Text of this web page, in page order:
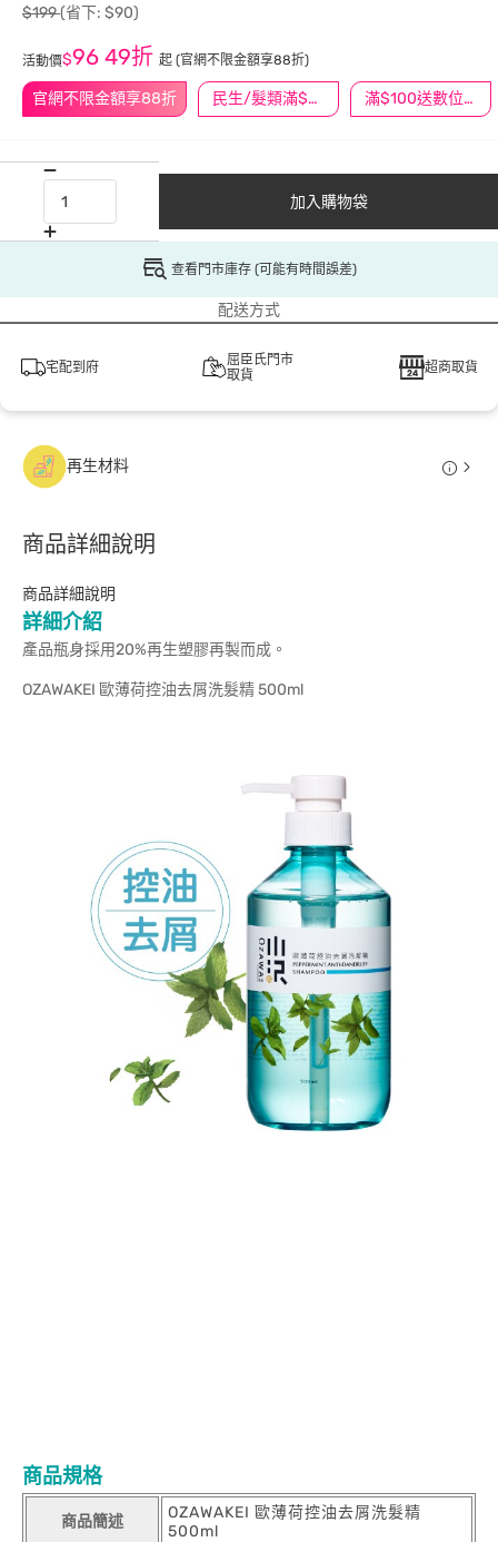
官網不限金額享88折 民生/髮類滿$388送舒潔冰巾 滿$100送數位印花
$199(省下: $90)
活動價$96 49折 起 (官網不限金額享88折)
加入購物袋
查看門市庫存 (可能有時間誤差)
配送方式
宅配到府
屈臣氏門市
取貨
超商取貨
再生材料
商品詳細說明
商品詳細說明
詳細介紹
產品瓶身採用20%再生塑膠再製而成。
OZAWAKEI 歐薄荷控油去屑洗髮精 500ml
商品規格
商品簡述
OZAWAKEI 歐薄荷控油去屑洗髮精
500ml